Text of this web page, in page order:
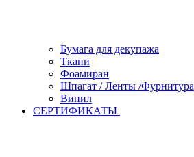
Бумага для декупажа
Ткани
Фоамиран
Шпагат / Ленты /Фурнитура
Винил
СЕРТИФИКАТЫ